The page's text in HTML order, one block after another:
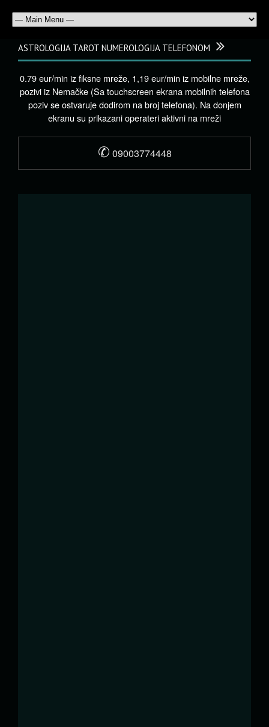
ASTROLOGIJA TAROT NUMEROLOGIJA TELEFONOM
0.79 eur/min iz fiksne mreže, 1,19 eur/min iz mobilne mreže,
pozivi iz Nemačke (Sa touchscreen ekrana mobilnih telefona
poziv se ostvaruje dodirom na broj telefona). Na donjem
ekranu su prikazani operateri aktivni na mreži
✆ 09003774448